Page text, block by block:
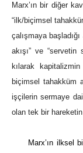
Marx’ın bir diğer
“ilk/biçimsel
çalışmaya
akışı” ve “servetin
kılarak
biçimsel tahakküm
işçilerin sermaye
olan tek bir
Marx’ın ilksel